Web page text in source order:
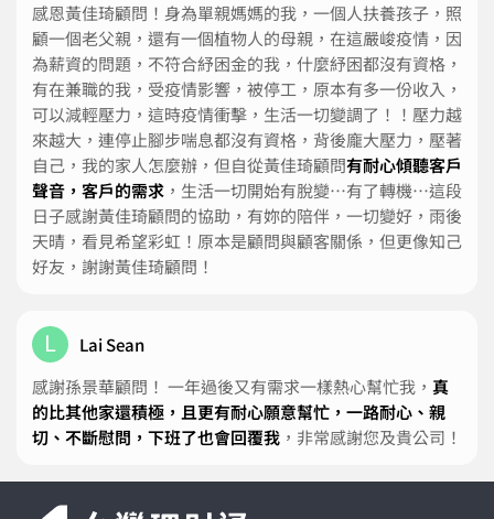
感恩黃佳琦顧問！身為單親媽媽的我，一個人扶養孩子，照
顧一個老父親，還有一個植物人的母親，在這嚴峻疫情，因
為薪資的問題，不符合紓困金的我，什麼紓困都沒有資格，
有在兼職的我，受疫情影響，被停工，原本有多一份收入，
可以減輕壓力，這時疫情衝擊，生活一切變調了！！壓力越
來越大，連停止腳步喘息都沒有資格，背後龐大壓力，壓著
自己，我的家人怎麼辦，但自從黃佳琦顧問有耐心傾聽客戶
聲音，客戶的需求 ，生活一切開始有脫變⋯有了轉機⋯這段
日子感謝黃佳琦顧問的協助，有妳的陪伴，一切變好，雨後
天晴，看見希望彩虹！原本是顧問與顧客關係，但更像知己
好友，謝謝黃佳琦顧問！
L
Lai Sean
感謝孫景華顧問！ 一年過後又有需求一樣熱心幫忙我， 真
的比其他家還積極，且更有耐心願意幫忙，一路耐心、親
切、不斷慰問，下班了也會回覆我 ，非常感謝您及貴公司！